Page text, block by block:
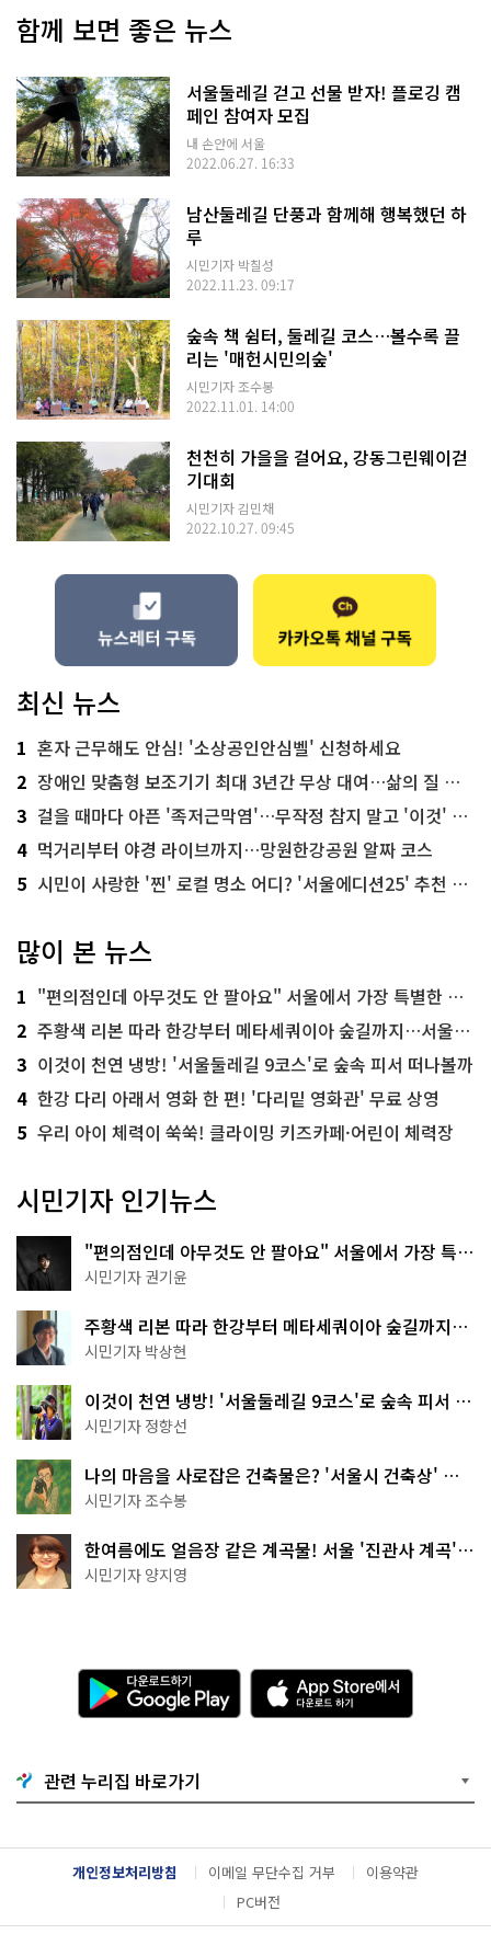
함께 보면 좋은 뉴스
서울둘레길 걷고 선물 받자! 플로깅 캠
페인 참여자 모집
내 손안에 서울
2022.06.27. 16:33
남산둘레길 단풍과 함께해 행복했던 하
루
시민기자 박칠성
2022.11.23. 09:17
숲속 책 쉼터, 둘레길 코스…볼수록 끌
리는 '매헌시민의숲'
시민기자 조수봉
2022.11.01. 14:00
천천히 가을을 걸어요, 강동그린웨이걷
기대회
시민기자 김민채
2022.10.27. 09:45
최신 뉴스
1 혼자 근무해도 안심! '소상공인안심벨' 신청하세요
2 장애인 맞춤형 보조기기 최대 3년간 무상 대여…삶의 질 높인다
3 걸을 때마다 아픈 '족저근막염'…무작정 참지 말고 '이것' 해보세요!
4 먹거리부터 야경 라이브까지…망원한강공원 알짜 코스
5 시민이 사랑한 '찐' 로컬 명소 어디? '서울에디션25' 추천 코스
많이 본 뉴스
1 "편의점인데 아무것도 안 팔아요" 서울에서 가장 특별한 편의점의 정체
2 주황색 리본 따라 한강부터 메타세쿼이아 숲길까지…서울둘레길 15코스
3 이것이 천연 냉방! '서울둘레길 9코스'로 숲속 피서 떠나볼까
4 한강 다리 아래서 영화 한 편! '다리밑 영화관' 무료 상영
5 우리 아이 체력이 쑥쑥! 클라이밍 키즈카페·어린이 체력장
시민기자 인기뉴스
"편의점인데 아무것도 안 팔아요" 서울에서 가장 특별
한 편의점의 정체
시민기자 권기윤
주황색 리본 따라 한강부터 메타세쿼이아 숲길까지…
서울둘레길 15코스
시민기자 박상현
이것이 천연 냉방! '서울둘레길 9코스'로 숲속 피서 떠
나볼까
시민기자 정향선
나의 마음을 사로잡은 건축물은? '서울시 건축상' 수
상작 공개!
시민기자 조수봉
한여름에도 얼음장 같은 계곡물! 서울 '진관사 계곡'이
천국이네~
시민기자 양지영
다
운
로
기
G
o
g
l
e
l
A
p
p
e
서
다
운
드
관련 누리집 바로가기
개인정보처리방침 이메일 무단수집 거부
이용약관
PC버전